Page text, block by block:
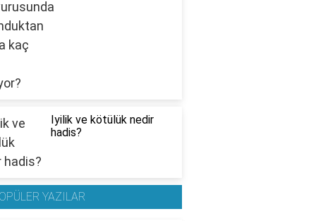
Iyilik ve kötülük nedir
hadis?
YAZILAR